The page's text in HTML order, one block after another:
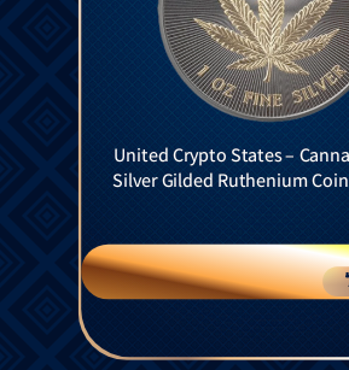
United Crypto States –
Silver Gilded Ruthenium Coin